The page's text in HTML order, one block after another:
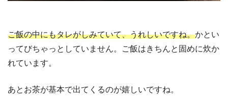
ご飯の中にもタレがしみていて、うれしいですね。かとい
ってびちゃっとしていません。ご飯はきちんと固めに炊か
れています。
あとお茶が基本で出てくるのが嬉しいですね。